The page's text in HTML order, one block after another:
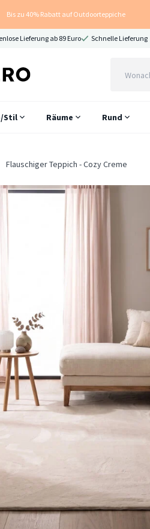
Bis zu 40% Rabatt auf Outdoorteppiche
Lieferung ab 89 Euro Schnelle Lieferung
Stil Räume Rund
Flauschiger Teppich - Cozy Creme